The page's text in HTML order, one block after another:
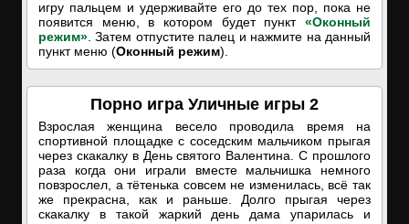
игру пальцем и удерживайте его до тех пор, пока не
появится меню, в котором будет пункт «Оконный
режим» . Затем отпустите палец и нажмите на данный
пункт меню (Оконный режим).
Порно игра Уличные игры 2
Взрослая женщина весело проводила время на
спортивной площадке с соседским мальчиком прыгая
через скакалку в День святого Валентина. С прошлого
раза когда они играли вместе мальчишка немного
повзрослел, а тётенька совсем не изменилась, всё так
же прекрасна, как и раньше. Долго прыгая через
скакалку в такой жаркий день дама упарилась и